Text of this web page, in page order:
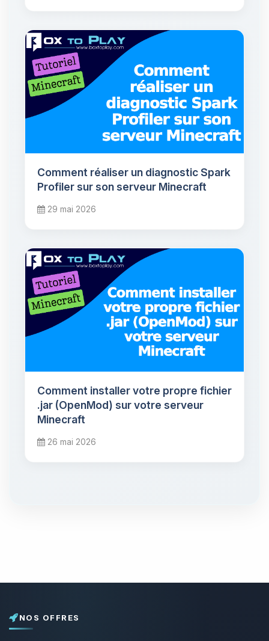
Comment réaliser un diagnostic Spark
Profiler sur son serveur Minecraft
29 mai 2026
Comment installer votre propre fichier
.jar (OpenMod) sur votre serveur
Minecraft
26 mai 2026
NOS OFFRES